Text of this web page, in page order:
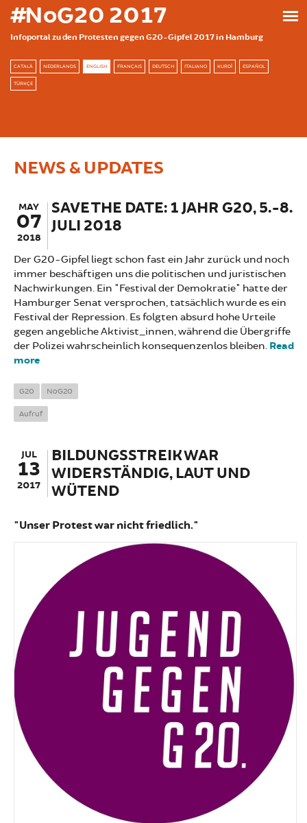
Skip to main content
#NoG20 2017
Infoportal zu den Protesten gegen G20-Gipfel 2017 in Hamburg
CATALÀ NEDERLANDS ENGLISH FRANÇAIS DEUTSCH ITALIANO KURDÎ ESPAÑOL
TÜRKÇE
NEWS & UPDATES
MAY
07
2018
SAVE THE DATE: 1 JAHR G20, 5.-8.
JULI 2018
Der G20-Gipfel liegt schon fast ein Jahr zurück und noch
immer beschäftigen uns die politischen und juristischen
Nachwirkungen. Ein "Festival der Demokratie" hatte der
Hamburger Senat versprochen, tatsächlich wurde es ein
Festival der Repression. Es folgten absurd hohe Urteile
gegen angebliche Aktivist_innen, während die Übergriffe
der Polizei wahrscheinlich konsequenzenlos bleiben. Read
more
G20 NoG20
Aufruf
JUL
13
2017
BILDUNGSSTREIK WAR
WIDERSTÄNDIG, LAUT UND
WÜTEND
"Unser Protest war nicht friedlich."